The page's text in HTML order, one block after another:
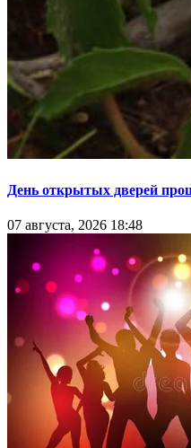
День открытых дверей
07 августа, 2026 18:48